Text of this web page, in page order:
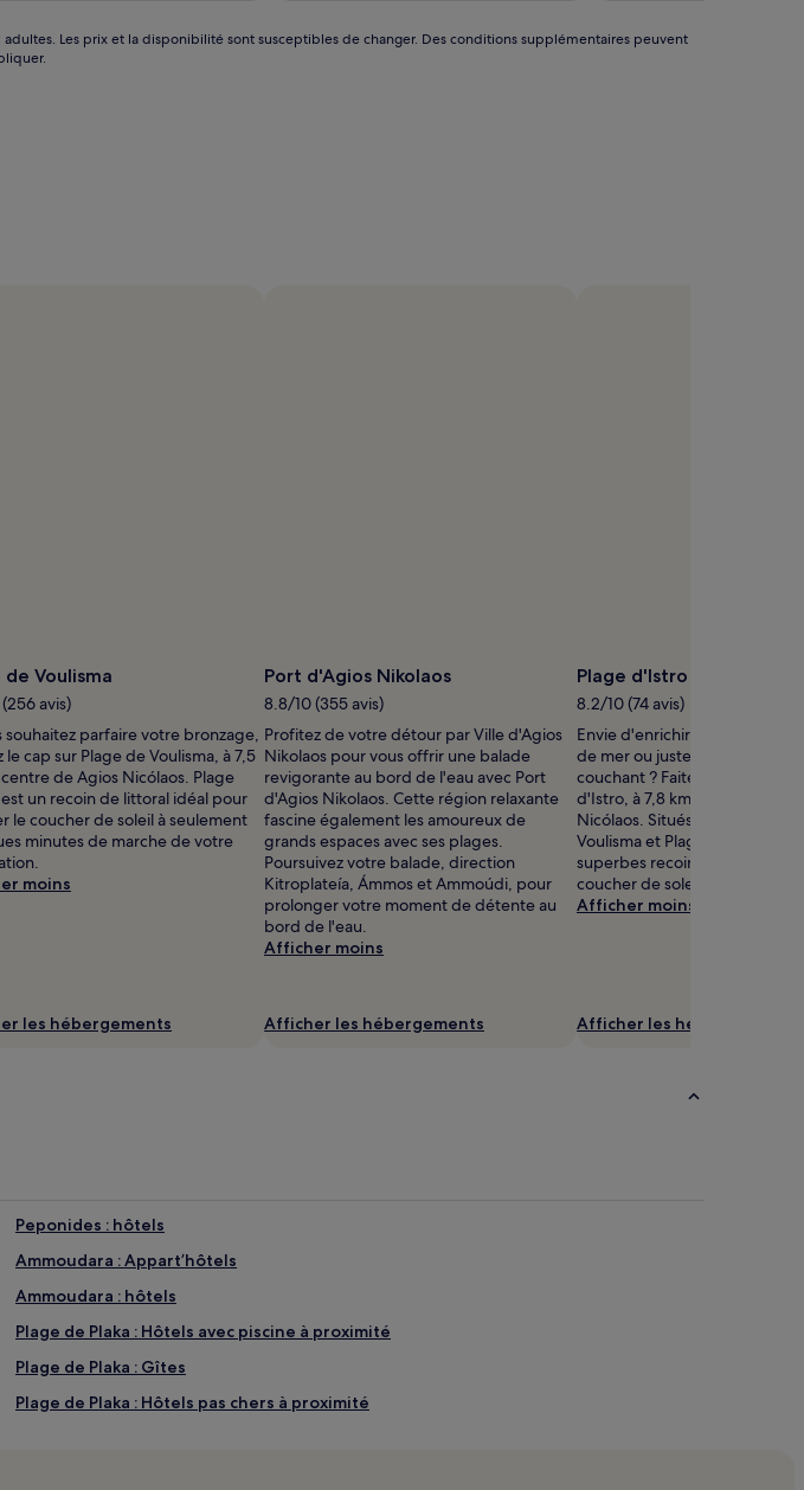
95 €
107 €
Les prix et la disponibilité sont susceptibles de changer. Des conditions supplémentaires peuvent
de Voulisma
avis)
souhaitez parfaire votre bronzage,
le cap sur Plage de Voulisma, à 7,5
de Agios Nicólaos. Plage
un recoin de littoral idéal pour
le coucher de soleil à seulement
minutes de marche de votre
moins
les hébergements
Port d'Agios Nikolaos
8.8/10 (355 avis)
Profitez de votre détour par Ville d'Agios
Nikolaos pour vous offrir une balade
revigorante au bord de l'eau avec Port
d'Agios Nikolaos. Cette région relaxante
fascine également les amoureux de
grands espaces avec ses plages.
Poursuivez votre balade, direction
Kitroplateía, Ámmos et Ammoúdi, pour
prolonger votre moment de détente au
bord de l'eau.
Afficher moins
Afficher les hébergements
Plage d'Istro
8.2/10 (74 avis)
Envie d'enrichir votre
de mer ou juste d'admirer le
couchant ? Faites un détour
d'Istro, à 7,8 km du centre de
Nicólaos. Situés à deux pas de
Voulisma et Plage Dorée
superbes recoins de littoral
coucher de soleil.
Afficher moins
Afficher les hébergements
Peponides : hôtels
Ammoudara : Appart’hôtels
Ammoudara : hôtels
Plage de Plaka : Hôtels avec piscine à proximité
Plage de Plaka : Gîtes
Plage de Plaka : Hôtels pas chers à proximité